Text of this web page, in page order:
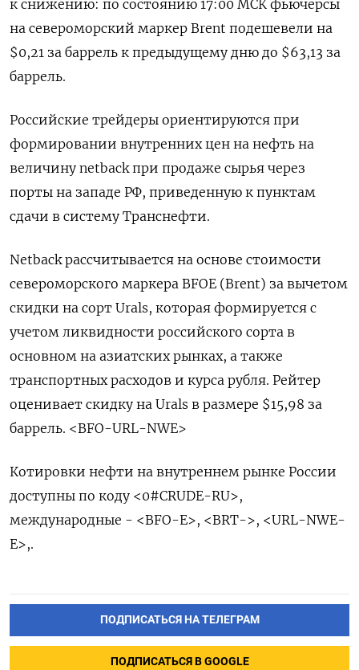
к снижению: по состоянию 17:00 МСК фьючерсы
на североморский маркер Brent подешевели на
$0,21 за баррель к предыдущему дню до $63,13 за
баррель.
Российские трейдеры ориентируются при
формировании внутренних цен на нефть на
величину netback при продаже сырья через
порты на западе РФ, приведенную к пунктам
сдачи в систему Транснефти.
Netback рассчитывается на основе стоимости
североморского маркера BFOE (Brent) за вычетом
скидки на сорт Urals, которая формируется с
учетом ликвидности российского сорта в
основном на азиатских рынках, а также
транспортных расходов и курса рубля. Рейтер
оценивает скидку на Urals в размере $15,98 за
баррель. <BFO-URL-NWE>
Котировки нефти на внутреннем рынке России
доступны по коду <0#CRUDE-RU>,
международные - <BFO-E>, <BRT->, <URL-NWE-
E>,.
ПОДПИСАТЬСЯ НА ТЕЛЕГРАМ
ПОДПИСАТЬСЯ В GOOGLE